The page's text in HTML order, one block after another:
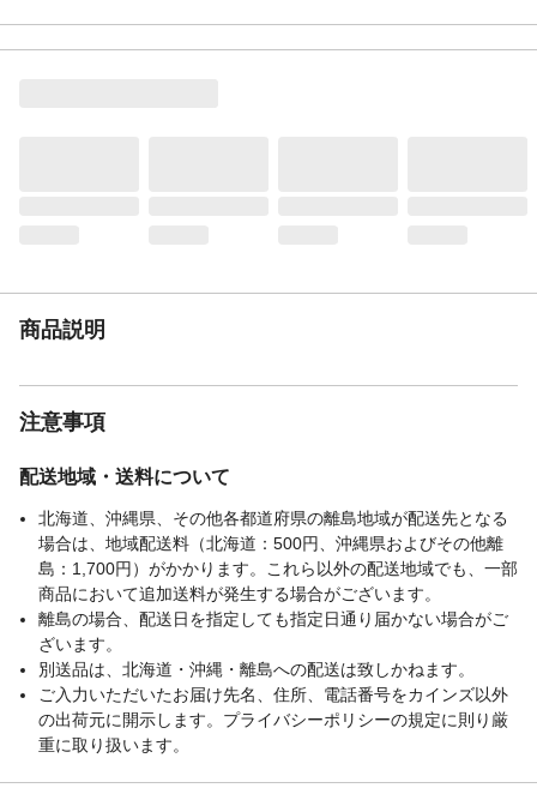
でチェーンを束ねてください。
生産国
付け可否
度を必ず、確認してください。※カーテン
昇降させてください。スクリーンの裏面を
強くこすると色落ちする場合がありますの
で、十分に注意して使用してください。
チェーン操作位置
右(変更不可)
重量
(約)1.0kg
商品説明
注意事項
配送地域・送料について
北海道、沖縄県、その他各都道府県の離島地域が配送先となる
場合は、地域配送料（北海道：500円、沖縄県およびその他離
島：1,700円）がかかります。これら以外の配送地域でも、一部
商品において追加送料が発生する場合がございます。
離島の場合、配送日を指定しても指定日通り届かない場合がご
ざいます。
別送品は、北海道・沖縄・離島への配送は致しかねます。
ご入力いただいたお届け先名、住所、電話番号をカインズ以外
の出荷元に開示します。プライバシーポリシーの規定に則り厳
重に取り扱います。